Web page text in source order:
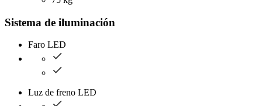
Sistema de iluminación
Faro LED
Luz de freno LED